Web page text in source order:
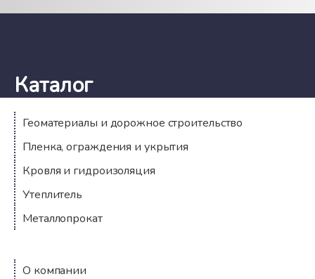
Каталог
Геоматериалы и дорожное строительство
Пленка, ограждения и укрытия
Кровля и гидроизоляция
Утеплитель
Металлопрокат
Компания
О компании